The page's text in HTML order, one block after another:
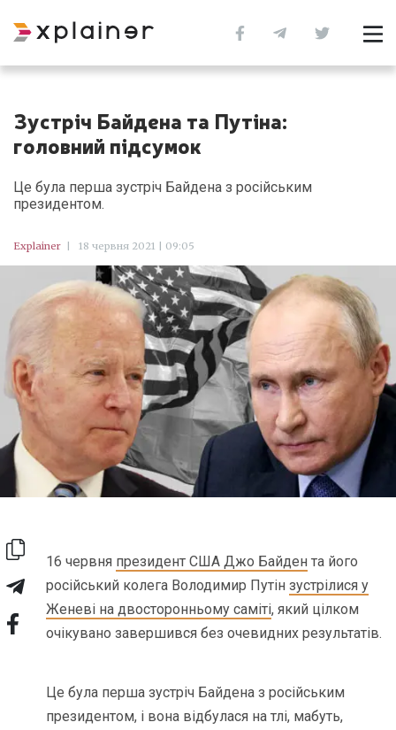
Зустріч Байдена та Путіна:
головний підсумок
Це була перша зустріч Байдена з російським
президентом.
Explainer 18 червня 2021 | 09:05
16 червня президент США Джо Байден та його
російський колега Володимир Путінзустрілися у
Женеві на двосторонньому саміті, який цілком
очікувано завершився без очевидних результатів.
Це була перша зустріч Байдена з російським
президентом, і вона відбулася на тлі, мабуть,